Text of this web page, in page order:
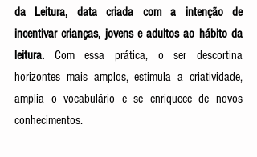
da Leitura, data criada com a intenção de
incentivar crianças, jovens e adultos ao hábito da
leitura. Com essa prática, o ser descortina
horizontes mais amplos, estimula a criatividade,
amplia o vocabulário e se enriquece de novos
conhecimentos.